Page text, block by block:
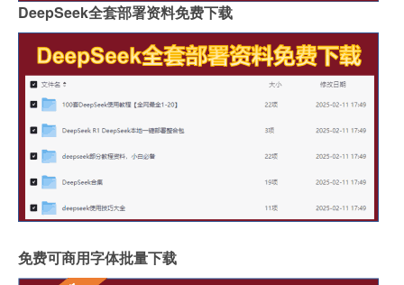
DeepSeek全套部署资料免费下载
免费可商用字体批量下载